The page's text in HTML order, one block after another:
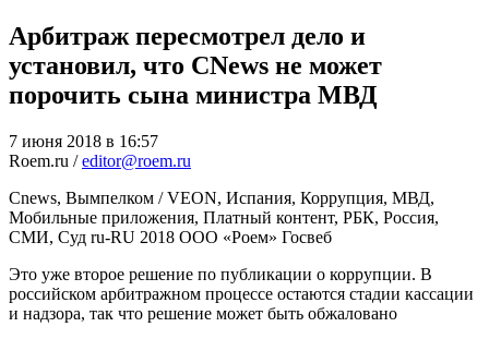
Арбитраж пересмотрел дело и
установил, что CNews не может
порочить сына министра МВД
7 июня 2018 в 16:57
Roem.ru /editor@roem.ru
Cnews, Вымпелком / VEON, Испания, Коррупция, МВД,
Мобильные приложения, Платный контент, РБК, Россия,
СМИ, Суд ru-RU 2018 ООО «Роем» Госвеб
Это уже второе решение по публикации о коррупции. В
российском арбитражном процессе остаются стадии кассации
и надзора, так что решение может быть обжаловано